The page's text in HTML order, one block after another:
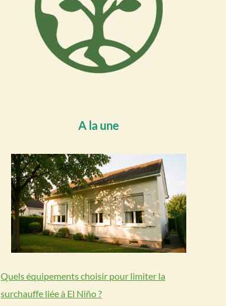
A la une
Quels équipements choisir pour limiter la
surchauffe liée à El Niño ?